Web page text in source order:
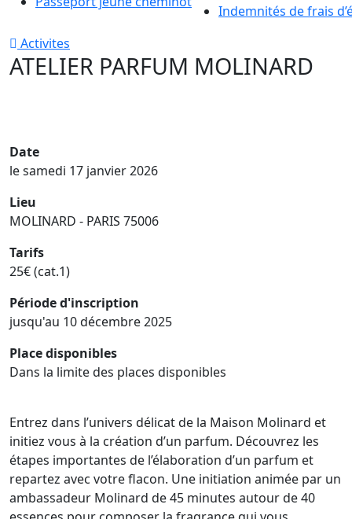
Indemnités de frais
Activites
ATELIER PARFUM MOLINARD
Date
le samedi 17 janvier 2026
Lieu
MOLINARD - PARIS 75006
Tarifs
25€ (cat.1)
Période d'inscription
jusqu'au 10 décembre 2025
Place disponibles
Dans la limite des places disponibles
Entrez dans l’univers délicat de la Maison Molinard et
initiez vous à la création d’un parfum. Découvrez les
étapes importantes de l’élaboration d’un parfum et
repartez avec votre flacon. Une initiation animée par un
ambassadeur Molinard de 45 minutes autour de 40